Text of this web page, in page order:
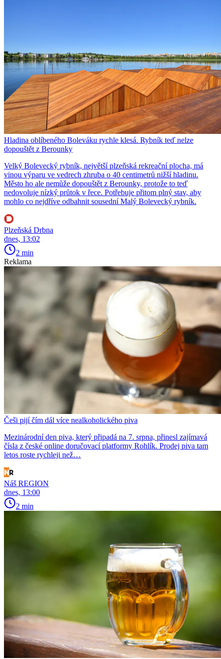
Hladina oblíbeného Boleváku rychle klesá. Rybník teď nelze
dopouštět z Berounky
Velký Bolevecký rybník, největší plzeňská rekreační plocha, má
vinou výparu ve vedrech zhruba o 40 centimetrů nižší hladinu.
Město ho ale nemůže dopouštět z Berounky, protože to teď
nedovoluje nízký průtok v řece. Potřebuje přitom plný stav, aby
mohlo co nejdříve odbahnit sousední Malý Bolevecký rybník.
Plzeňská Drbna
dnes, 13:02
2 min
Reklama
Češi pijí čím dál více nealkoholického piva
Mezinárodní den piva, který připadá na 7. srpna, přinesl zajímavá
čísla z české online doručovací platformy Rohlík. Prodej piva tam
letos roste rychleji než…
Náš REGION
dnes, 13:00
2 min